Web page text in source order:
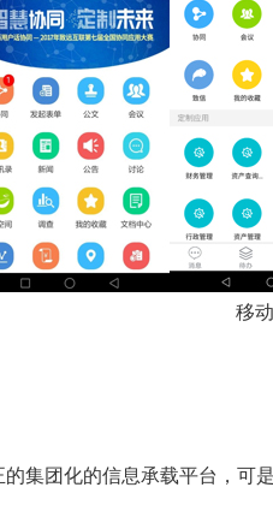
移
集团化的信息承载平台，可